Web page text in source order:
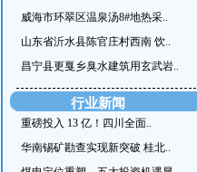
威海市环翠区温泉汤8#地热采..
山东省沂水县陈官庄村西南 饮..
昌宁县更戛乡臭水建筑用玄武岩..
行业新闻
重磅投入 13 亿！四川全面..
华南锡矿勘查实现新突破 桂北..